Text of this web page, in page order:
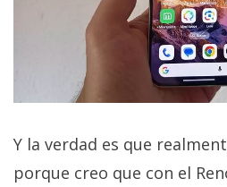
Y la verdad es que
porque creo que con el